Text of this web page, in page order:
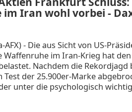
Iran wohl vorbei -
AFX) - Die aus Sicht von US-
Waffenruhe im Iran-Krieg hat
Nachdem die Rekordjagd
Test der 25.900er-Marke
unter die psychologisch